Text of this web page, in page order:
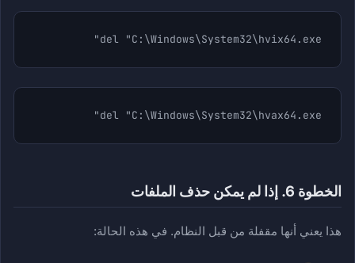
del "C:\Windows\System32\hvix64.exe"
del "C:\Windows\System32\hvax64.exe"
الخطوة 6. إذا لم يمكن حذف الملفات
هذا يعني أنها مقفلة من قبل النظام. في هذه الحالة: